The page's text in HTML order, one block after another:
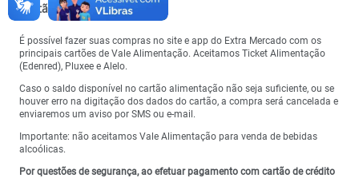
Cartão Vale Alimentação
É possível fazer suas compras no site e app do Extra Mercado com os
principais cartões de Vale Alimentação. Aceitamos Ticket Alimentação
(Edenred), Pluxee e Alelo.
Caso o saldo disponível no cartão alimentação não seja suficiente, ou se
houver erro na digitação dos dados do cartão, a compra será cancelada e
enviaremos um aviso por SMS ou e-mail.
Importante: não aceitamos Vale Alimentação para venda de bebidas
alcoólicas.
Por questões de segurança, ao efetuar pagamento com cartão de crédito